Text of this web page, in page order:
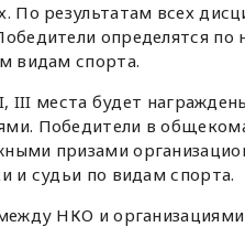
результатам всех
определятся по
видам спорта.
III места будет
Победители в
призами
и судьи по видам спорта.
НКО и организациями